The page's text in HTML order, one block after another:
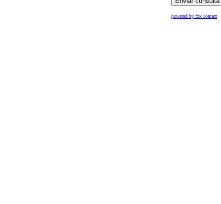
powered by fox contact